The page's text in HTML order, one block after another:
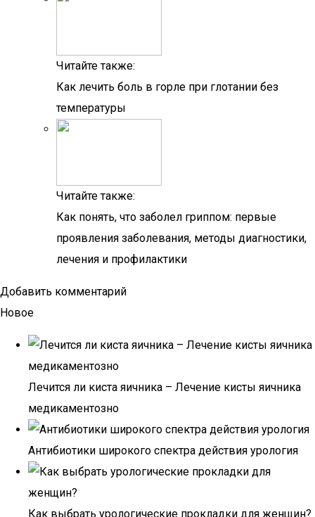
Читайте также:
Как лечить боль в горле при глотании без
температуры
Читайте также:
Как понять, что заболел гриппом: первые
проявления заболевания, методы диагностики,
лечения и профилактики
Добавить комментарий
Новое
Лечится ли киста яичника – Лечение кисты яичника
медикаментозно
Антибиотики широкого спектра действия урология
Как выбрать урологические прокладки для женщин?